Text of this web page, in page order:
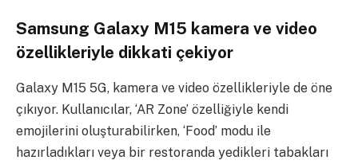
Samsung Galaxy M15 kamera ve video
özellikleriyle dikkati çekiyor
Galaxy M15 5G, kamera ve video özellikleriyle de öne
çıkıyor. Kullanıcılar, ‘AR Zone’ özelliğiyle kendi
emojilerini oluşturabilirken, ‘Food’ modu ile
hazırladıkları veya bir restoranda yedikleri tabakları